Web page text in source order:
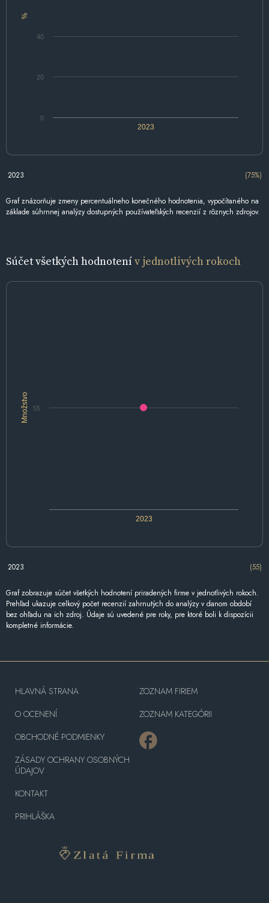
%
2023
0
20
40
2023 (75%)
Graf znázorňuje zmeny percentuálneho konečného hodnotenia, vypočítaného na
základe súhrnnej analýzy dostupných používateľských recenzií z rôznych zdrojov.
Súčet všetkých hodnotenív jednotlivých rokoch
Množstvo
2023
55
2023 (55)
Graf zobrazuje súčet všetkých hodnotení priradených firme v jednotlivých rokoch.
Prehľad ukazuje celkový počet recenzií zahrnutých do analýzy v danom období
bez ohľadu na ich zdroj. Údaje sú uvedené pre roky, pre ktoré boli k dispozícii
kompletné informácie.
HLAVNÁ STRANA
O OCENENÍ
OBCHODNÉ PODMIENKY
ZÁSADY OCHRANY OSOBNÝCH
ÚDAJOV
KONTAKT
PRIHLÁŠKA
ZOZNAM FIRIEM
ZOZNAM KATEGÓRII